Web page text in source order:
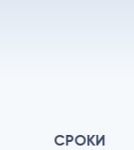
СРОКИ